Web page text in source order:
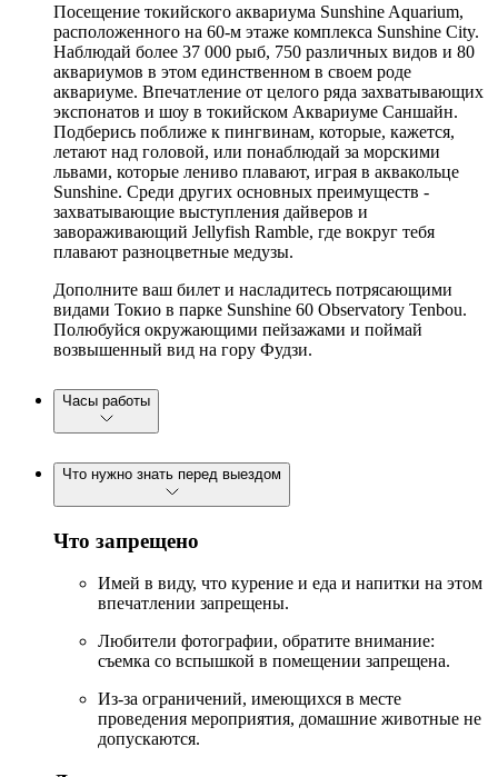
Посещение токийского аквариума Sunshine Aquarium,
расположенного на 60-м этаже комплекса Sunshine City.
Наблюдай более 37 000 рыб, 750 различных видов и 80
аквариумов в этом единственном в своем роде
аквариуме. Впечатление от целого ряда захватывающих
экспонатов и шоу в токийском Аквариуме Саншайн.
Подберись поближе к пингвинам, которые, кажется,
летают над головой, или понаблюдай за морскими
львами, которые лениво плавают, играя в аквакольце
Sunshine. Среди других основных преимуществ -
захватывающие выступления дайверов и
завораживающий Jellyfish Ramble, где вокруг тебя
плавают разноцветные медузы.
Дополните ваш билет и насладитесь потрясающими
видами Токио в парке Sunshine 60 Observatory Tenbou.
Полюбуйся окружающими пейзажами и поймай
возвышенный вид на гору Фудзи.
Часы работы
Что нужно знать перед выездом
Что запрещено
Имей в виду, что курение и еда и напитки на этом
впечатлении запрещены.
Любители фотографии, обратите внимание:
съемка со вспышкой в помещении запрещена.
Из-за ограничений, имеющихся в месте
проведения мероприятия, домашние животные не
допускаются.